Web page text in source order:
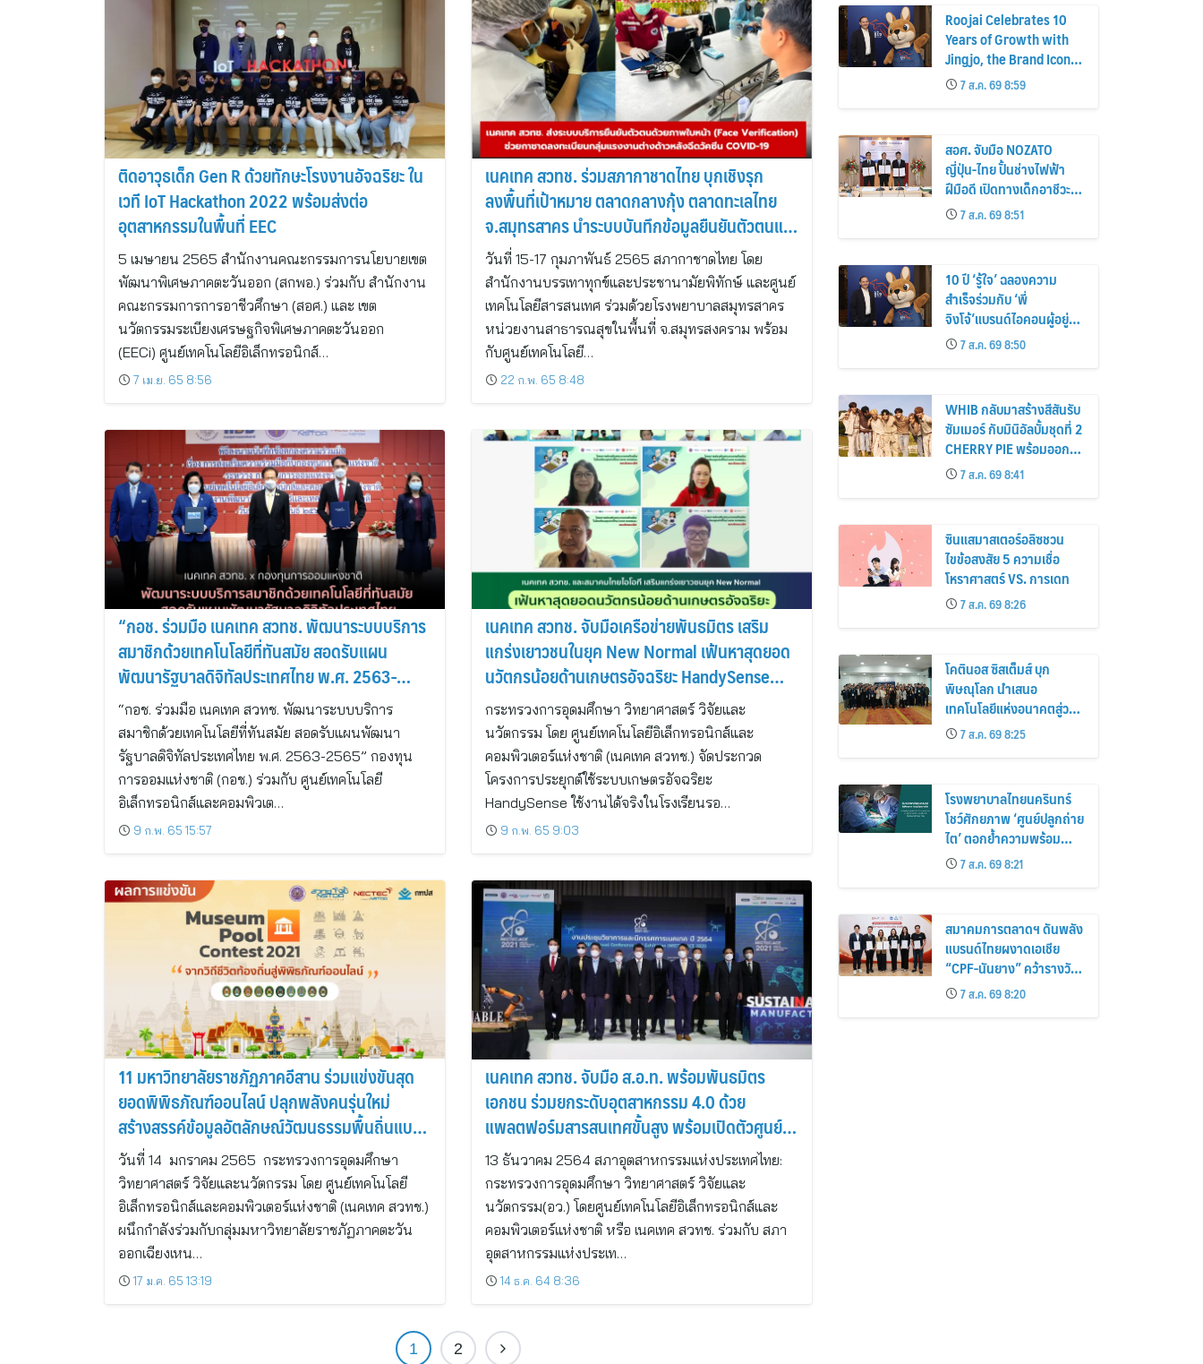
ติดอาวุธเด็ก Gen R ด้วยทักษะโรงงานอัจฉริยะ ใน
เวที IoT Hackathon 2022 พร้อมส่งต่อ
อุตสาหกรรมในพื้นที่ EEC
5 เมษายน 2565 สำนักงานคณะกรรมการนโยบายเขต
พัฒนาพิเศษภาคตะวันออก (สกพอ.) ร่วมกับ สำนักงาน
คณะกรรมการการอาชีวศึกษา (สอศ.) และ เขต
นวัตกรรมระเบียงเศรษฐกิจพิเศษภาคตะวันออก
(EECi) ศูนย์เทคโนโลยีอิเล็กทรอนิกส์…
7 เม.ย. 65 8:56
เนคเทค สวทช. ร่วมสภากาชาดไทย บุกเชิงรุก
ลงพื้นที่เป้าหมาย ตลาดกลางกุ้ง ตลาดทะเลไทย
จ.สมุทรสาคร นำระบบบันทึกข้อมูลยืนยันตัวตนแก่
กลุ่มแรงงานต่างด้าว ด้วยภาพใบหน้า (Face
Verification) หลังฉีดวัคซีนป้องกันโรคโควิด-19
วันที่ 15-17 กุมภาพันธ์ 2565 สภากาชาดไทย โดย
สำนักงานบรรเทาทุกข์และประชานามัยพิทักษ์ และศูนย์
เทคโนโลยีสารสนเทศ ร่วมด้วยโรงพยาบาลสมุทรสาคร
หน่วยงานสาธารณสุขในพื้นที่ จ.สมุทรสงคราม พร้อม
กับศูนย์เทคโนโลยี…
22 ก.พ. 65 8:48
“กอช. ร่วมมือ เนคเทค สวทช. พัฒนาระบบบริการ
สมาชิกด้วยเทคโนโลยีที่ทันสมัย สอดรับแผน
พัฒนารัฐบาลดิจิทัลประเทศไทย พ.ศ. 2563-
2565”
“กอช. ร่วมมือ เนคเทค สวทช. พัฒนาระบบบริการ
สมาชิกด้วยเทคโนโลยีที่ทันสมัย สอดรับแผนพัฒนา
รัฐบาลดิจิทัลประเทศไทย พ.ศ. 2563-2565” กองทุน
การออมแห่งชาติ (กอช.) ร่วมกับ ศูนย์เทคโนโลยี
อิเล็กทรอนิกส์และคอมพิวเต…
9 ก.พ. 65 15:57
เนคเทค สวทช. จับมือเครือข่ายพันธมิตร เสริม
แกร่งเยาวชนในยุค New Normal เฟ้นหาสุดยอด
นวัตกรน้อยด้านเกษตรอัจฉริยะ HandySense
ตามเศรษฐกิจใหม่ BCG Model
กระทรวงการอุดมศึกษา วิทยาศาสตร์ วิจัยและ
นวัตกรรม โดย ศูนย์เทคโนโลยีอิเล็กทรอนิกส์และ
คอมพิวเตอร์แห่งชาติ (เนคเทค สวทช.) จัดประกวด
โครงการประยุกต์ใช้ระบบเกษตรอัจฉริยะ
HandySense ใช้งานได้จริงในโรงเรียนรอ…
9 ก.พ. 65 9:03
11 มหาวิทยาลัยราชภัฏภาคอีสาน ร่วมแข่งขันสุด
ยอดพิพิธภัณฑ์ออนไลน์ ปลุกพลังคนรุ่นใหม่
สร้างสรรค์ข้อมูลอัตลักษณ์วัฒนธรรมพื้นถิ่นแบบ
ดิจิทัล
วันที่ 14 มกราคม 2565 กระทรวงการอุดมศึกษา
วิทยาศาสตร์ วิจัยและนวัตกรรม โดย ศูนย์เทคโนโลยี
อิเล็กทรอนิกส์และคอมพิวเตอร์แห่งชาติ (เนคเทค สวทช.)
ผนึกกำลังร่วมกับกลุ่มมหาวิทยาลัยราชภัฏภาคตะวัน
ออกเฉียงเหน…
17 ม.ค. 65 13:19
เนคเทค สวทช. จับมือ ส.อ.ท. พร้อมพันธมิตร
เอกชน ร่วมยกระดับอุตสาหกรรม 4.0 ด้วย
แพลตฟอร์มสารสนเทศขั้นสูง พร้อมเปิดตัวศูนย์
นวัตกรรมการผลิตยั่งยืน (Sustainable
Manufacturing Center: SMC)
13 ธันวาคม 2564 สภาอุตสาหกรรมแห่งประเทศไทย:
กระทรวงการอุดมศึกษา วิทยาศาสตร์ วิจัยและ
นวัตกรรม(อว.) โดยศูนย์เทคโนโลยีอิเล็กทรอนิกส์และ
คอมพิวเตอร์แห่งชาติ หรือ เนคเทค สวทช. ร่วมกับ สภา
อุตสาหกรรมแห่งประเท…
14 ธ.ค. 64 8:36
1 2
Roojai Celebrates 10
Years of Growth with
Jingjo, the Brand Icon
Behind a Decade of
Insurance Innovation
7 ส.ค. 69 8:59
สอศ. จับมือ NOZATO
ญี่ปุ่น-ไทย ปั้นช่างไฟฟ้า
ฝีมือดี เปิดทางเด็กอาชีวะ
ฝึกงานถึงแดนอาทิตย์อุทัย
7 ส.ค. 69 8:51
10 ปี ‘รู้ใจ’ ฉลองความ
สำเร็จร่วมกับ ‘พี่
จิงโจ้’แบรนด์ไอคอนผู้อยู่
เบื้องหลังนวัตกรรมประกัน
ภัยดิจิทัลตลอดหนึ่ง
ทศวรรษ
7 ส.ค. 69 8:50
WHIB กลับมาสร้างสีสันรับ
ซัมเมอร์ กับมินิอัลบั้มชุดที่ 2
CHERRY PIE พร้อมออก
เดินทางค้นหาสีสันที่เป็นตัว
ตนที่เป็นเอกลักษณ์ของตัว
เอง
7 ส.ค. 69 8:41
ซินแสมาสเตอร์อลิซชวน
ไขข้อสงสัย 5 ความเชื่อ
โหราศาสตร์ VS. การเดท
7 ส.ค. 69 8:26
โคตินอส ซิสเต็มส์ บุก
พิษณุโลก นำเสนอ
เทคโนโลยีแห่งอนาคตสู่วง
การเฮลท์แคร์
7 ส.ค. 69 8:25
โรงพยาบาลไทยนครินทร์
โชว์ศักยภาพ ‘ศูนย์ปลูกถ่าย
ไต’ ตอกย้ำความพร้อม
ระดับมาตรฐาน เดินหน้า
ผ่าตัดปลูกถ่ายไตสำเร็จ 2
รายพร้อมกัน จากผู้บริจาค
7 ส.ค. 69 8:21
สมาคมการตลาดฯ ดันพลัง
แบรนด์ไทยผงาดเอเชีย
“CPF-นันยาง” คว้ารางวัล
ใหญ่ พร้อม 4 นักการตลาด
ไทยกวาดรางวัลบุคคลเวที
AMF AMEA & YWN
7 ส.ค. 69 8:20